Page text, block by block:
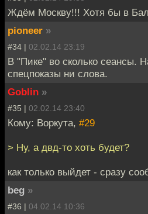
Ждём Москву!!! Хотя бы в
pioneer »
#34 | 02.02.14 23:19
В "Пике" во сколько сеансы.
спецпоказы ни слова.
Goblin »
#35 | 02.02.14 23:40
Кому: Воркута, #29
> Ну, а двд-то хоть будет?
как только выйдет - сразу
beg »
#36 | 04.02.14 10:36